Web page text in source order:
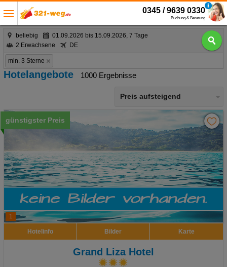
0345 / 9639 0330
Buchung & Beratung
beliebig
01.09.2026 bis 15.09.2026, 7 Tage
2 Erwachsene
DE
min. 3 Sterne
Hotelangebote 1000 Ergebnisse
Preis aufsteigend
1
günstigster Preis
Hotelinfo Bilder Karte
Grand Liza Hotel